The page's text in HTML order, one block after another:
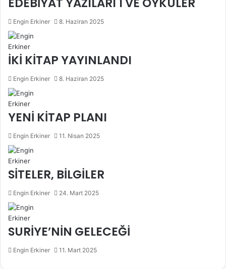
p
a
y
ş
Engin Erkiner 8. Haziran 2025
İKİ KİTAP YAYINLANDI
Engin Erkiner 8. Haziran 2025
YENİ KİTAP PLANI
Engin Erkiner 11. Nisan 2025
SİTELER, BİLGİLER
Engin Erkiner 24. Mart 2025
SURİYE’NİN GELECEĞİ
Engin Erkiner 11. Mart 2025